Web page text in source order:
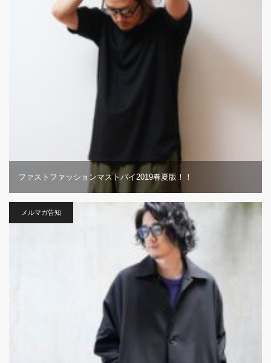
ファストファッションマストバイ2019春夏版！！
メルマガ告知